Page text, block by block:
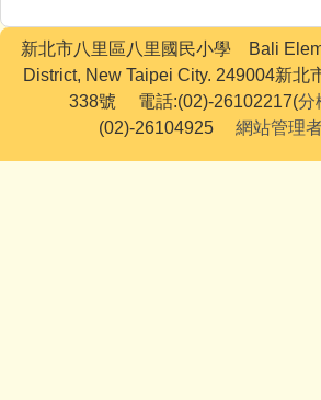
新北市八里區八里國民小學 Bali
District, New Taipei City. 249004新北
338號 電話:(02)-26102217(分
(02)-26104925
網站管理